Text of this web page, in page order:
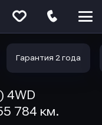
Гарантия 2 года
4WD
784 км.